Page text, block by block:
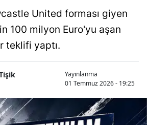
United forması giyen
100 milyon Euro'yu aşan
teklifi yaptı.
Yayınlanma
01 Temmuz 2026 - 19:25